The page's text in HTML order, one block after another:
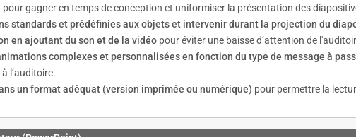
pour gagner en temps de conception et uniformiser la présentation des
standards et prédéfinies aux objets et intervenir durant la projection du
en ajoutant du son et de la vidéo pour éviter une baisse d’attention de
complexes et personnalisées en fonction du type de message à
l’auditoire.
un format adéquat (version imprimée ou numérique) pour permettre la